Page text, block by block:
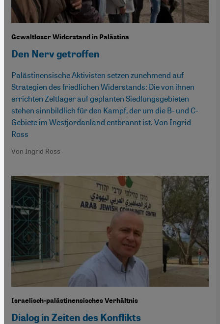
Gewaltloser Widerstand in Palästina
Den Nerv getroffen
Palästinensische Aktivisten setzen zunehmend auf
Strategien des friedlichen Widerstands: Die von ihnen
errichten Zeltlager auf geplanten Siedlungsgebieten
stehen sinnbildlich für den Kampf, der um die B- und C-
Gebiete im Westjordanland entbrannt ist. Von Ingrid
Ross
Von Ingrid Ross
Israelisch-palästinensisches Verhältnis
Dialog in Zeiten des Konflikts